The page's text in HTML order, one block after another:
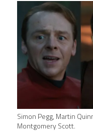
Simon Pegg, Martin
Montgomery Scott.